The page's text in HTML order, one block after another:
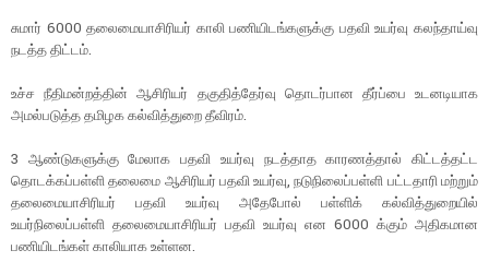
சுமார் 6000 தலைமையாசிரியர் காலி பணியிடங்களுக்கு பதவி உயர்வு கலந்தாய்வு
நடத்த திட்டம்.
உச்ச நீதிமன்றத்தின் ஆசிரியர் தகுதித்தேர்வு தொடர்பான தீர்ப்பை உடனடியாக
அமல்படுத்த தமிழக கல்வித்துறை தீவிரம்.
3 ஆண்டுகளுக்கு மேலாக பதவி உயர்வு நடத்தாத காரணத்தால் கிட்டத்தட்ட
தொடக்கப்பள்ளி தலைமை ஆசிரியர் பதவி உயர்வு, நடுநிலைப்பள்ளி பட்டதாரி மற்றும்
தலைமையாசிரியர் பதவி உயர்வு அதேபோல் பள்ளிக் கல்வித்துறையில்
உயர்நிலைப்பள்ளி தலைமையாசிரியர் பதவி உயர்வு என 6000 க்கும் அதிகமான
பணியிடங்கள் காலியாக உள்ளன.